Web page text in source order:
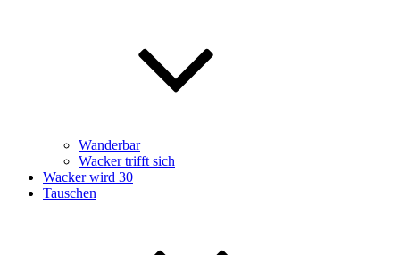
Wanderbar
Wacker trifft sich
Wacker wird 30
Tauschen